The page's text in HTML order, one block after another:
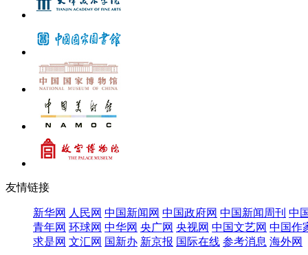
友情链接
新华网 人民网 中国新闻网 中国政府网 中国新闻周刊 中
青年网 环球网 中华网 央广网 央视网 中国文艺网 中国作
求是网 文汇网 国新办 新京报 国际在线 参考消息 海外网